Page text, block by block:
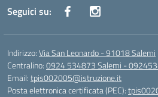
Seguici su:
Indirizzo:Via San Leonardo - 91018 Salemi
Centralino:0924 534873 Salemi -
Email:tpis002005@istruzione.it
Posta elettronica certificata (PEC):